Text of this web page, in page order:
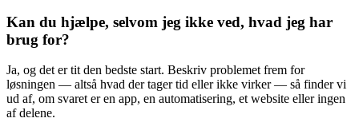
Kan du hjælpe, selvom jeg ikke ved, hvad jeg har
brug for?
Ja, og det er tit den bedste start. Beskriv problemet frem for
løsningen — altså hvad der tager tid eller ikke virker — så finder vi
ud af, om svaret er en app, en automatisering, et website eller ingen
af delene.